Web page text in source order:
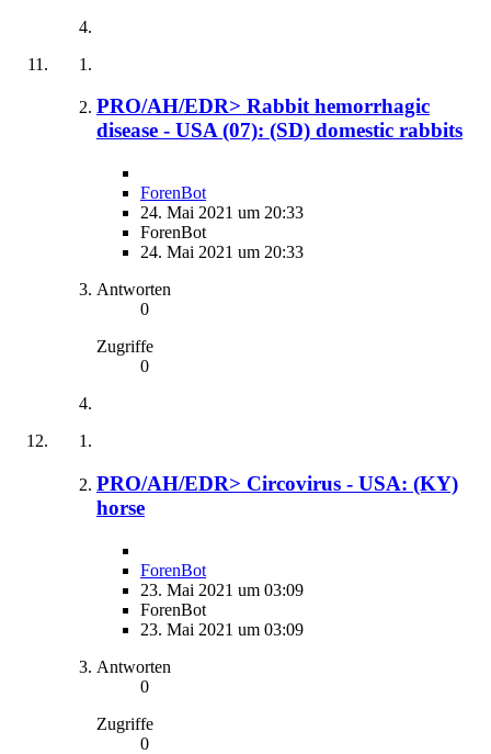
PRO/AH/EDR> Rabbit hemorrhagic
disease - USA (07): (SD) domestic rabbits
ForenBot
24. Mai 2021 um 20:33
ForenBot
24. Mai 2021 um 20:33
Antworten
0
Zugriffe
0
PRO/AH/EDR> Circovirus - USA: (KY)
horse
ForenBot
23. Mai 2021 um 03:09
ForenBot
23. Mai 2021 um 03:09
Antworten
0
Zugriffe
0